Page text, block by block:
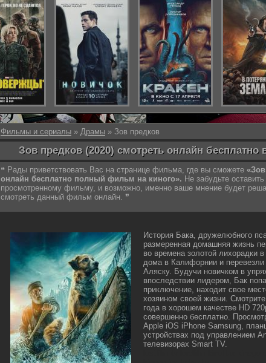
Фильмы и сериалы » Драмы » Зов предков
Зов предков (2020) смотреть онлайн бесплатно
❝ Рады приветствовать Вас на странице фильма, где вы сможете
онлайн бесплатно полный фильм на киного». Не забудьте
просмотренному фильму, и возможно, именно ваше мнение будет
смотреть данный фильм онлайн. ❞
История Бака, дружелюбного
размеренная домашняя жизнь
во времена золотой лихорадки
дома в Калифорнии и
Аляску. Будучи новичком в
впоследствии лидером, Бак
приключение, находит свое
хозяином своей жизни.
года в хорошем качестве HD
совершенно бесплатно.
Apple iOS iPhone Samsung,
устройствах под управлением
телевизорах Smart TV.